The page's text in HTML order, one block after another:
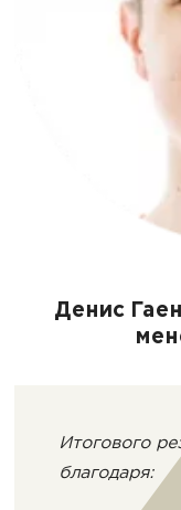
Денис
Итогового
благодаря: